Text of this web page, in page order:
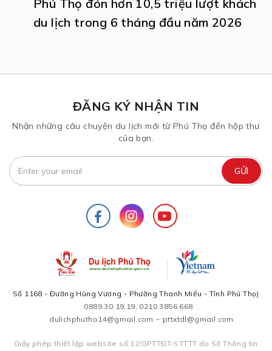
Phú Thọ đón hơn 10,5 triệu lượt khách
du lịch trong 6 tháng đầu năm 2026
Số 1168 - Đường Hùng Vương - Phường Thanh Miếu - Tỉnh Phú Thọ)
0889.30.19.19, 0210 3856 668
dulichphutho14@gmail.com - pttxtdl@gmail.com
ĐĂNG KÝ NHẬN TIN
Nhận những câu chuyện du lịch mới từ Phú Thọ đến hộp thư
của bạn.
Giấy phép thiết lập website số 12/GPTTĐT-STTTT do Sở Thông tin